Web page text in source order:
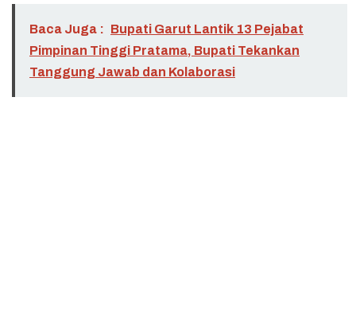
Baca Juga : Bupati Garut Lantik 13 Pejabat
Pimpinan Tinggi Pratama, Bupati Tekankan
Tanggung Jawab dan Kolaborasi